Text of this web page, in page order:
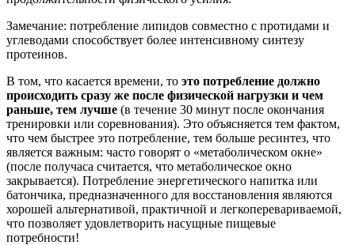
Замечание: потребление липидов совместно с протидами и
углеводами способствует более интенсивному синтезу
протеинов.
В том, что касается времени, то это потребление должно
происходить сразу же после физической нагрузки и чем
раньше, тем лучше (в течение 30 минут после окончания
тренировки или соревнования). Это объясняется тем фактом,
что чем быстрее это потребление, тем больше ресинтез, что
является важным: часто говорят о «метаболическом окне»
(после получаса считается, что метаболическое окно
закрывается). Потребление энергетического напитка или
батончика, предназначенного для восстановления являются
хорошей альтернативой, практичной и легкоперевариваемой,
что позволяет удовлетворить насущные пищевые
потребности!